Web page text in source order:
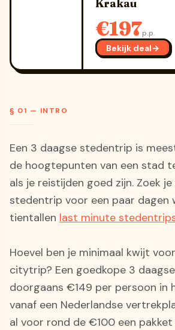
Krakau
€197p.p.
Bekijk deal→
§ 01 — INTRO
Een 3 daagse stedentrip is
de hoogtepunten van een stad
als je reistijden goed zijn. Zoek
stedentrip voor een paar dagen
tientallen last minute
Hoevel ben je minimaal kwijt
citytrip? Een goedkope 3
doorgaans €149 per persoon in
vanaf een Nederlandse
al voor rond de €100 een